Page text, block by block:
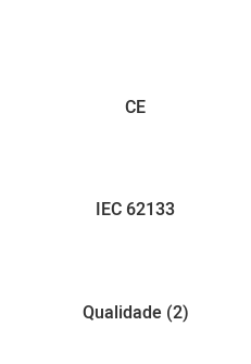
CE
IEC 62133
Qualidade (2)